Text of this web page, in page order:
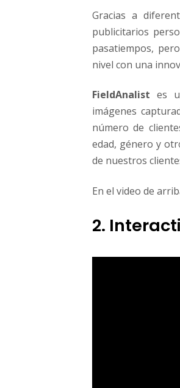
Gracias a
publicitarios
pasatiempos,
nivel con una
FieldAnalist es
imágenes
número de
edad, género y
de nuestros
En el video de
2.